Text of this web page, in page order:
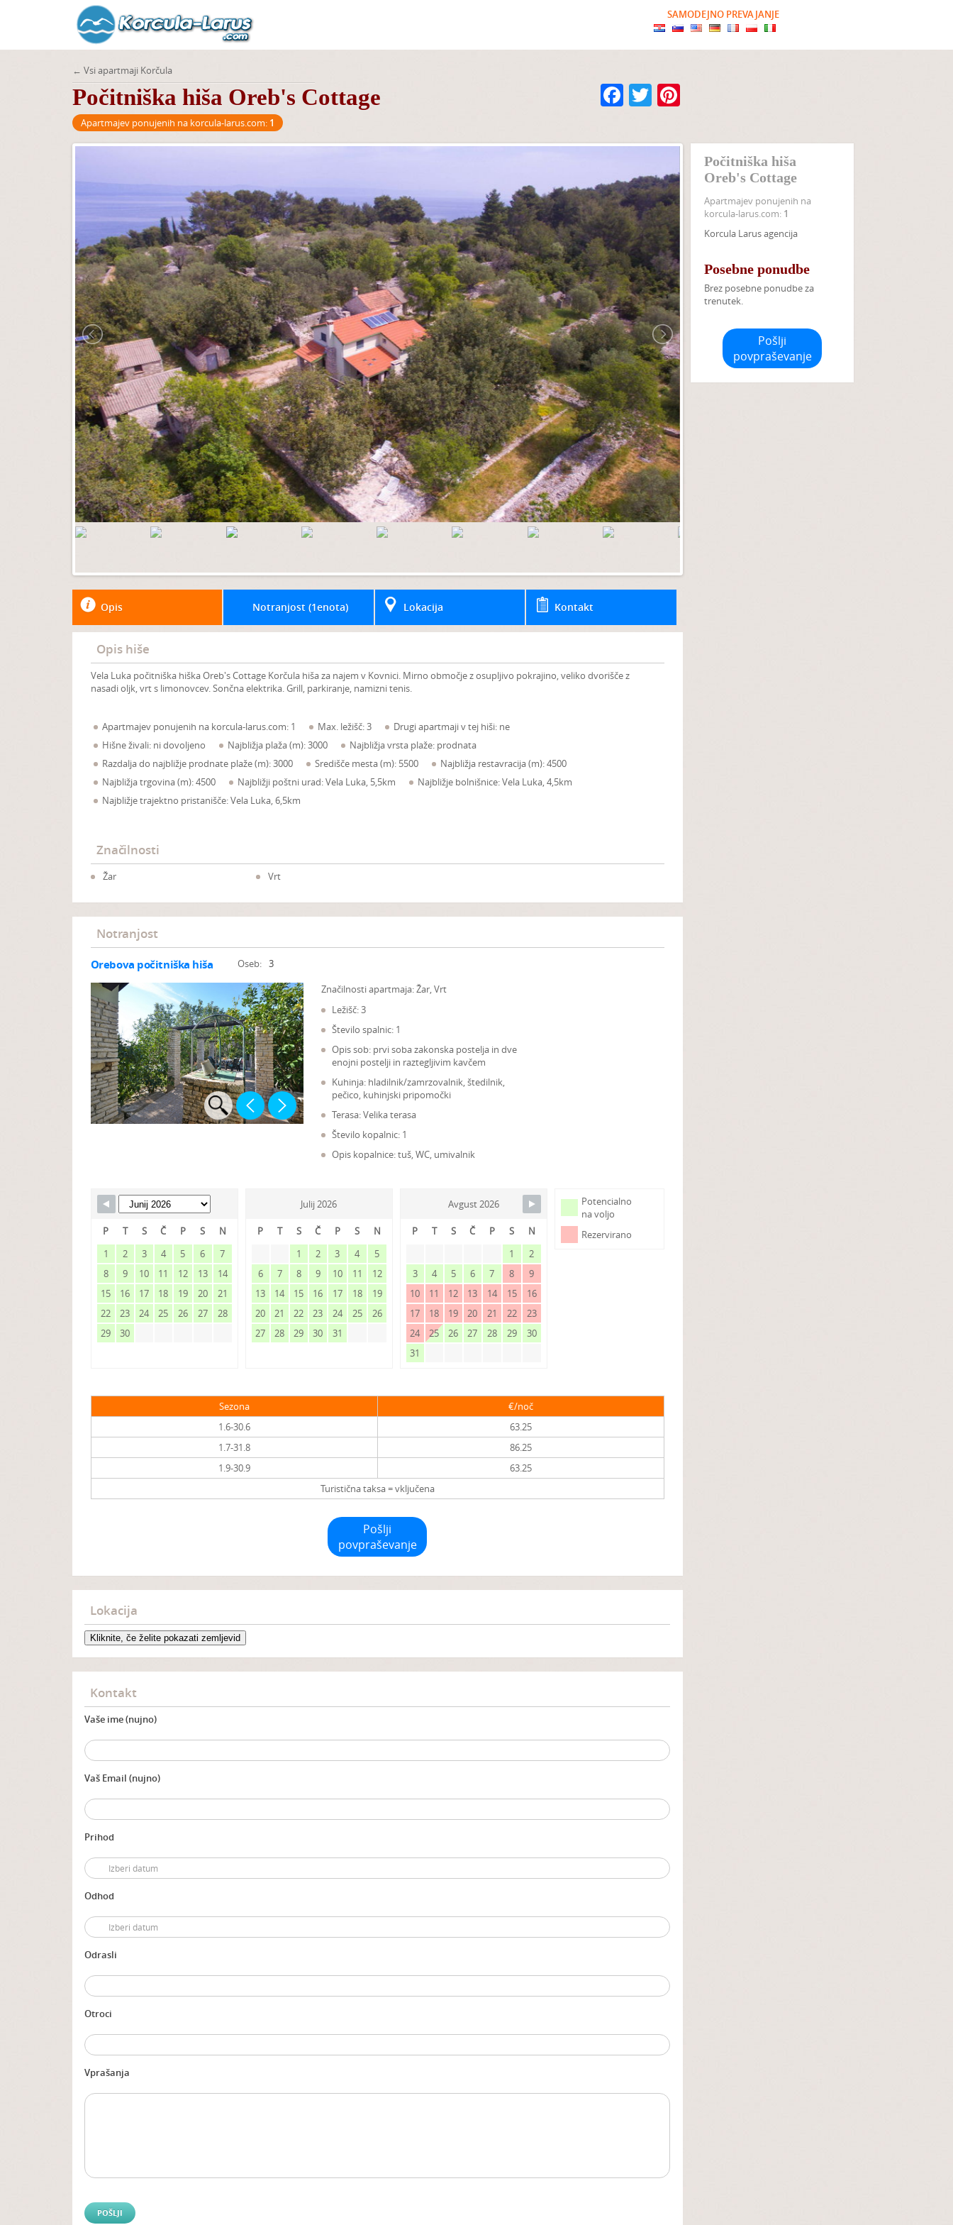
SAMODEJNO PREVAJANJE
← Vsi apartmaji Korčula
Počitniška hiša Oreb's Cottage
Apartmajev ponujenih na korcula-larus.com: 1
Facebook
Twitter
Opis Notranjost (1enota) Lokacija Kontakt
Opis hiše
Vela Luka počitniška hiška Oreb's Cottage Korčula hiša za najem v Kovnici. Mirno območje z osupljivo pokrajino, veliko dvorišče z
nasadi oljk, vrt s limonovcev. Sončna elektrika. Grill, parkiranje, namizni tenis.
Apartmajev ponujenih na korcula-larus.com: 1 Max. ležišč: 3
Drugi apartmaji v tej hiši: ne
Hišne živali: ni dovoljeno
Najbližja plaža (m): 3000
Najbližja vrsta plaže: prodnata
Razdalja do najbližje prodnate plaže (m): 3000
Središče mesta (m): 5500
Najbližja restavracija (m): 4500
Najbližja trgovina (m): 4500
Najbližji poštni urad: Vela Luka, 5,5km
Najbližje bolnišnice: Vela Luka, 4,5km
Najbližje trajektno pristanišče: Vela Luka, 6,5km
Značilnosti
Žar Vrt
Notranjost
Orebova počitniška hiša Oseb: 3
Značilnosti apartmaja:Žar, Vrt
Ležišč: 3
Število spalnic: 1
Opis sob: prvi soba zakonska postelja in dve
enojni postelji in raztegljivim kavčem
Kuhinja: hladilnik/zamrzovalnik, štedilnik,
pečico, kuhinjski pripomočki
Terasa: Velika terasa
Število kopalnic: 1
Opis kopalnice: tuš, WC, umivalnik
Potencialno
na voljo
Rezervirano
P T S Č P S
N
1
2 3 4 5 6
7
8
9 10 11 12 13
14
15
16 17 18 19 20
21
22
23 24 25 26 27
28
29
30
Julij 2026
P T S Č P S
N
1
2 3 4
5
6
7 8 9 10 11
12
13
14 15 16 17 18
19
20
21 22 23 24 25
26
27
28 29 30 31
Avgust 2026
P T S Č P S
N
1
2
3
4 5 6 7 8
9
10
11 12 13 14 15
16
17
18 19 20 21 22
23
24
25 26 27 28 29
30
31
Sezona
€/noč
1.6-30.6
63.25
1.7-31.8
86.25
1.9-30.9
63.25
Turistična taksa = vključena
Pošlji
povpraševanje
Lokacija
Kliknite, če želite pokazati zemljevid
Kontakt
Vaše ime (nujno)
Vaš Email (nujno)
Prihod
Odhod
Odrasli
Otroci
Vprašanja
Počitniška hiša
Oreb's Cottage
Apartmajev ponujenih na
korcula-larus.com: 1
Korcula Larus agencija
Posebne ponudbe
Brez posebne ponudbe za
trenutek.
Pošlji
povpraševanje